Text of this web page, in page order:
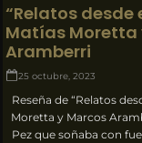
“Relatos desde
Matías Moretta
Aramberri
25 octubre, 2023
Reseña de “Relatos
Moretta y Marcos
Pez que soñaba con